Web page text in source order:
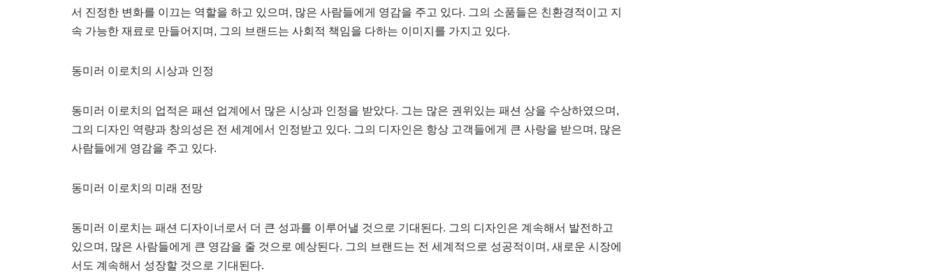
서 진정한 변화를 이끄는 역할을 하고 있으며, 많은 사람들에게 영감을 주고 있다. 그의 소품들은 친환경적이고 지
속 가능한 재료로 만들어지며, 그의 브랜드는 사회적 책임을 다하는 이미지를 가지고 있다.
동미러 이로치의 시상과 인정
동미러 이로치의 업적은 패션 업계에서 많은 시상과 인정을 받았다. 그는 많은 권위있는 패션 상을 수상하였으며,
그의 디자인 역량과 창의성은 전 세계에서 인정받고 있다. 그의 디자인은 항상 고객들에게 큰 사랑을 받으며, 많은
사람들에게 영감을 주고 있다.
동미러 이로치의 미래 전망
동미러 이로치는 패션 디자이너로서 더 큰 성과를 이루어낼 것으로 기대된다. 그의 디자인은 계속해서 발전하고
있으며, 많은 사람들에게 큰 영감을 줄 것으로 예상된다. 그의 브랜드는 전 세계적으로 성공적이며, 새로운 시장에
서도 계속해서 성장할 것으로 기대된다.